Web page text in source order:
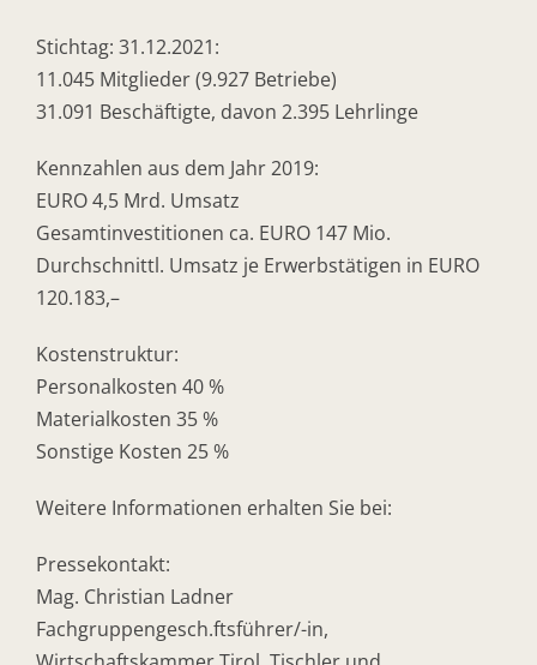
Stichtag: 31.12.2021:
11.045 Mitglieder (9.927 Betriebe)
31.091 Beschäftigte, davon 2.395 Lehrlinge
Kennzahlen aus dem Jahr 2019:
EURO 4,5 Mrd. Umsatz
Gesamtinvestitionen ca. EURO 147 Mio.
Durchschnittl. Umsatz je Erwerbstätigen in EURO
120.183,–
Kostenstruktur:
Personalkosten 40 %
Materialkosten 35 %
Sonstige Kosten 25 %
Weitere Informationen erhalten Sie bei:
Pressekontakt:
Mag. Christian Ladner
Fachgruppengesch.ftsführer/-in,